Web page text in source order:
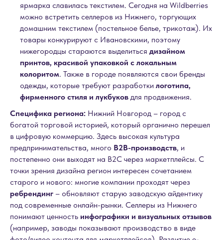
ярмарка славилась текстилем. Сегодня на Wildberries
можно встретить селлеров из Нижнего, торгующих
домашним текстилем (постельное белье, трикотаж). Их
товары конкурируют с Ивановскими, поэтому
нижегородцы стараются выделиться дизайном
принтов, красивой упаковкой с локальным
колоритом. Также в городе появляются свои бренды
одежды, которые требуют разработки логотипа,
фирменного стиля и лукбуков для продвижения.
Специфика региона: Нижний Новгород – город с
богатой торговой историей, который органично перешел
в цифровую коммерцию. Здесь высокая культура
предпринимательства, много B2B-производств, и
постепенно они выходят на B2C через маркетплейсы. С
точки зрения дизайна регион интересен сочетанием
старого и нового: многие компании проходят через
ребрендинг – обновляют старую заводскую айдентику
под современные онлайн-рынки. Селлеры из Нижнего
понимают ценность инфографики и визуальных отзывов
(например, заводы показывают производство в виде